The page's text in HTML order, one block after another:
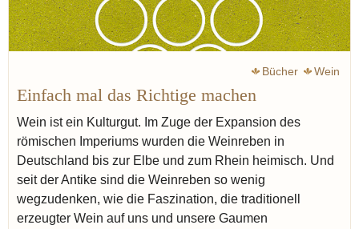
Bücher Wein
Einfach mal das Richtige machen
Wein ist ein Kulturgut. Im Zuge der Expansion des
römischen Imperiums wurden die Weinreben in
Deutschland bis zur Elbe und zum Rhein heimisch. Und
seit der Antike sind die Weinreben so wenig
wegzudenken, wie die Faszination, die traditionell
erzeugter Wein auf uns und unsere Gaumen